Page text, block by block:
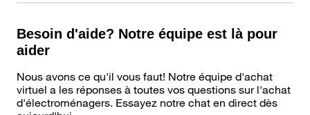
Besoin d'aide? Notre équipe est là pour
aider
Nous avons ce qu'il vous faut! Notre équipe d'achat
virtuel a les réponses à toutes vos questions sur l'achat
d'électroménagers. Essayez notre chat en direct dès